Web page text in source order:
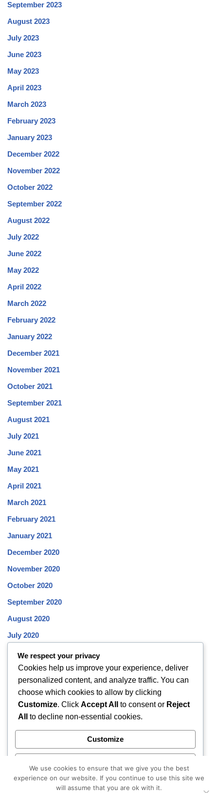
September 2023
August 2023
July 2023
June 2023
May 2023
April 2023
March 2023
February 2023
January 2023
December 2022
November 2022
October 2022
September 2022
August 2022
July 2022
June 2022
May 2022
April 2022
March 2022
February 2022
January 2022
December 2021
November 2021
October 2021
September 2021
August 2021
July 2021
June 2021
May 2021
April 2021
March 2021
February 2021
January 2021
December 2020
November 2020
October 2020
September 2020
August 2020
July 2020
June 2020
May 2020
April 2020
March 2020
February 2020
December 2019
November 2019
October 2019
We respect your privacy
Cookies help us improve your experience, deliver
personalized content, and analyze traffic. You can
choose which cookies to allow by clicking
Customize. Click Accept All to consent or Reject
All
to decline non-essential cookies.
Customize
Accept All
We use cookies to ensure that we give you the best
experience on our website. If you continue to use this site we
will assume that you are ok with it.